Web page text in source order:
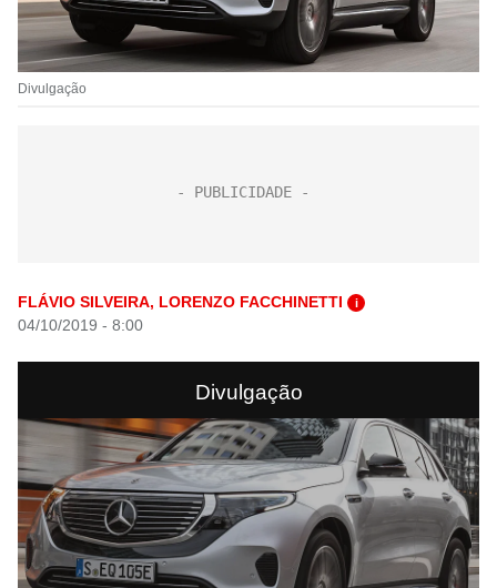
Divulgação
FLÁVIO SILVEIRA, LORENZO FACCHINETTI i
04/10/2019 - 8:00
Divulgação